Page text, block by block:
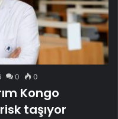
0 0
Kongo
taşıyor